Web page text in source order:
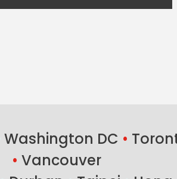
Washington DC •
• Vancouver